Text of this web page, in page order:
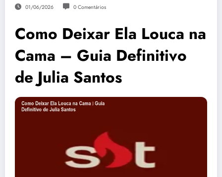
01/06/2026 0 Comentários
Como Deixar Ela Louca na
Cama – Guia Definitivo
de Julia Santos